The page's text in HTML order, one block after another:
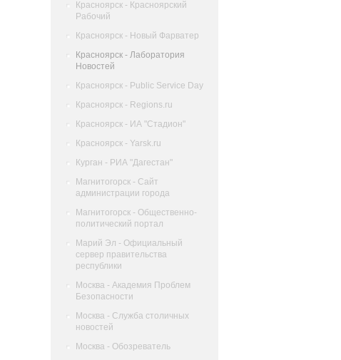
Красноярск - Красноярский
Рабочий
Красноярск - Новый Фарватер
Красноярск - Лаборатория
Новостей
Красноярск - Public Service Day
Красноярск - Regions.ru
Красноярск - ИА "Стадион"
Красноярск - Yarsk.ru
Курган - РИА "Дагестан"
Магнитогорск - Сайт
администрации города
Магнитогорск - Общественно-
политический портал
Марий Эл - Официальный
сервер правительства
республики
Москва - Академия Проблем
Безопасности
Москва - Служба столичных
новостей
Москва - Обозреватель